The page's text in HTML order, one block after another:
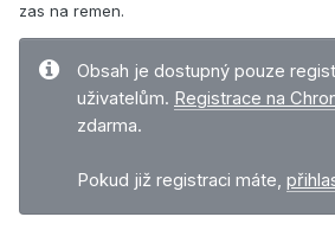
zas na remen.
Obsah je dostupný pouze
uživatelům. Registrace na
zdarma.
Pokud již registraci máte,